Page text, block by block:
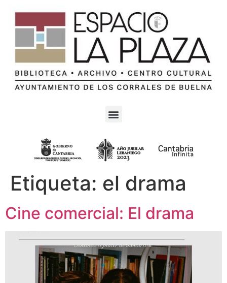
Etiqueta: el drama
Cine comercial: El drama